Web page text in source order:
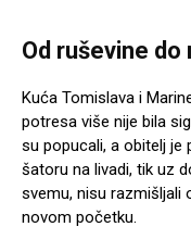
Od ruševine
Kuća Tomislava i
potresa više nije bila
su popucali, a obitelj je
šatoru na livadi, tik uz
svemu, nisu razmišljali
novom početku.